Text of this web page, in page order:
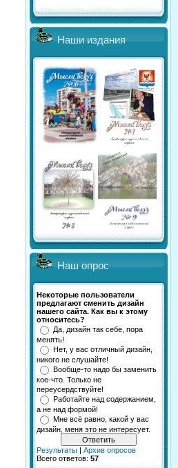
Наши издания
Наш опрос
Некоторые пользователи
предлагают сменить дизайн
нашего сайта. Как вы к этому
относитесь?
Да, дизайн так себе, пора
менять!
Нет, у вас отличный дизайн,
никого не слушайте!
Вообще-то надо бы заменить
кое-что. Только не
переусердствуйте!
Работайте над содержанием,
а не над формой!
Мне всё равно, какой у вас
дизайн, меня это не интересует.
Результаты | Архив опросов
Всего ответов: 57